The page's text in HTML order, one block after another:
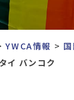
# 地域YWCA
# 東日本大震
# 若い女性のリ
YWCA情報
イ バンコク